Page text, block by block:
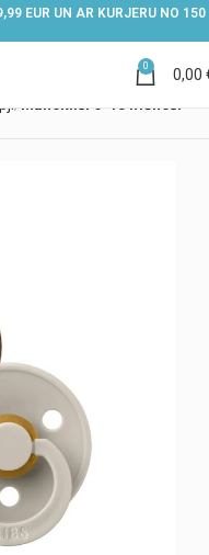
EUR UN AR KURJERU NO 150
0 0,00